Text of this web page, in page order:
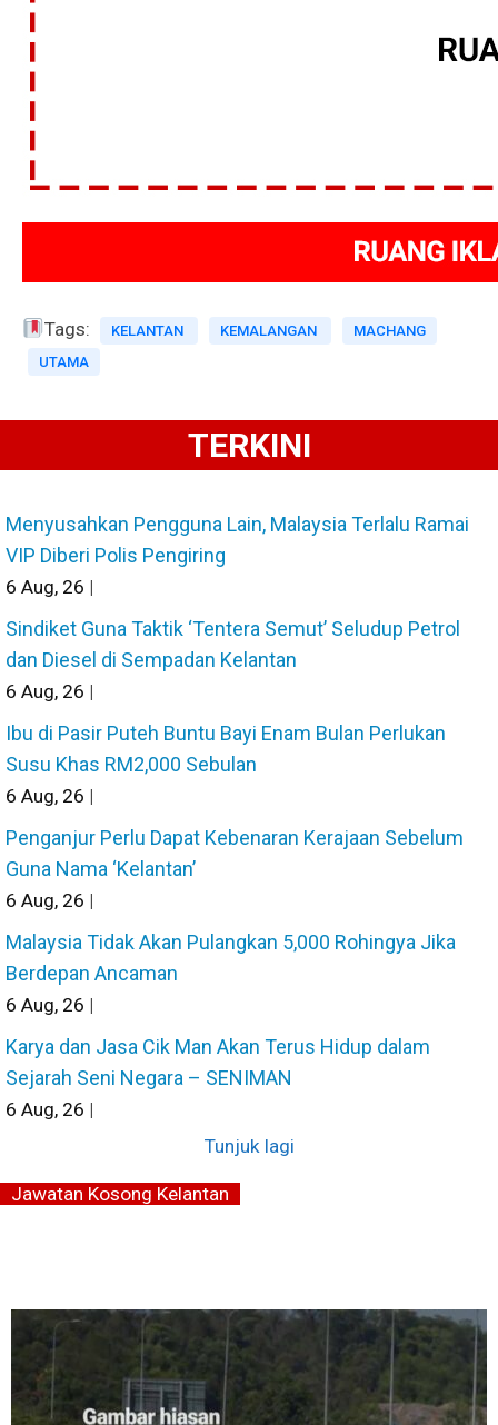
Tags: KELANTAN KEMALANGAN
MACHANG
UTAMA
TERKINI
Menyusahkan Pengguna Lain, Malaysia Terlalu Ramai
VIP Diberi Polis Pengiring
6 Aug, 26 |
Sindiket Guna Taktik ‘Tentera Semut’ Seludup Petrol
dan Diesel di Sempadan Kelantan
6 Aug, 26 |
Ibu di Pasir Puteh Buntu Bayi Enam Bulan Perlukan
Susu Khas RM2,000 Sebulan
6 Aug, 26 |
Penganjur Perlu Dapat Kebenaran Kerajaan Sebelum
Guna Nama ‘Kelantan’
6 Aug, 26 |
Malaysia Tidak Akan Pulangkan 5,000 Rohingya Jika
Berdepan Ancaman
6 Aug, 26 |
Karya dan Jasa Cik Man Akan Terus Hidup dalam
Sejarah Seni Negara – SENIMAN
6 Aug, 26 |
Tunjuk lagi
Jawatan Kosong Kelantan